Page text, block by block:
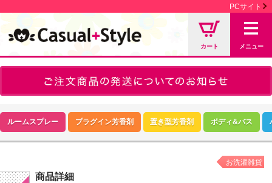
PCサイト
カート メニュー
ルームスプレー プラグイン芳香剤 置き型芳香剤 ボディ&バス
商品詳細
お洗濯雑貨